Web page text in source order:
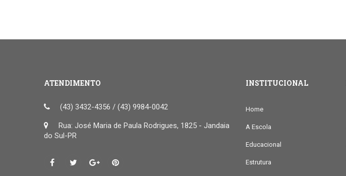
ATENDIMENTO
(43) 3432-4356 / (43) 9984-0042
Rua: José Maria de Paula Rodrigues, 1825 - Jandaia
do Sul-PR
INSTITUCIONAL
Home
A Escola
Educacional
Estrutura